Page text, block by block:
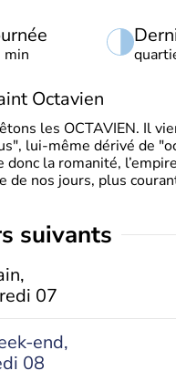
min
Octavien
les OCTAVIEN. Il
lui-même dérivé de
donc la romanité,
de nos jours, plus
suivants
07
end,
08